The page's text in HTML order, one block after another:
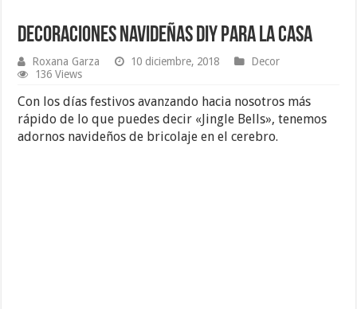
Decoraciones Navideñas DIY para la Casa
Roxana Garza 10 diciembre, 2018
Decor
136 Views
Con los días festivos avanzando hacia nosotros más
rápido de lo que puedes decir «Jingle Bells», tenemos
adornos navideños de bricolaje en el cerebro.